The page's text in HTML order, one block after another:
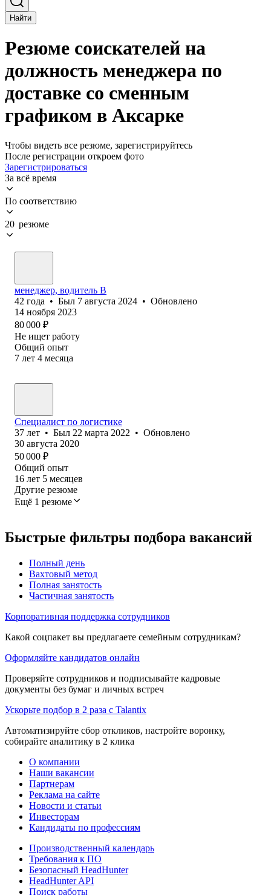
Найти
Резюме соискателей на
должность менеджера по
доставке со сменным
графиком в Аксарке
Чтобы видеть все резюме, зарегистрируйтесь
После регистрации откроем фото
Зарегистрироваться
За всё время
По соответствию
20 резюме
менеджер, водитель В
42 года • Был 7 августа 2024 • Обновлено
14 ноября 2023
80 000 ₽
Не ищет работу
Общий опыт
7 лет 4 месяца
Специалист по логистике
37 лет • Был 22 марта 2022 • Обновлено
30 августа 2020
50 000 ₽
Общий опыт
16 лет 5 месяцев
Другие резюме
Ещё 1 резюме
Быстрые фильтры подбора вакансий
Полный день
Вахтовый метод
Полная занятость
Частичная занятость
Корпоративная поддержка сотрудников
Какой соцпакет вы предлагаете семейным сотрудникам?
Оформляйте кандидатов онлайн
Проверяйте сотрудников и подписывайте кадровые
документы без бумаг и личных встреч
Ускорьте подбор в 2 раза с Talantix
Автоматизируйте сбор откликов, настройте воронку,
собирайте аналитику в 2 клика
О компании
Наши вакансии
Партнерам
Реклама на сайте
Новости и статьи
Инвесторам
Кандидаты по профессиям
Производственный календарь
Требования к ПО
Безопасный HeadHunter
HeadHunter API
Поиск работы